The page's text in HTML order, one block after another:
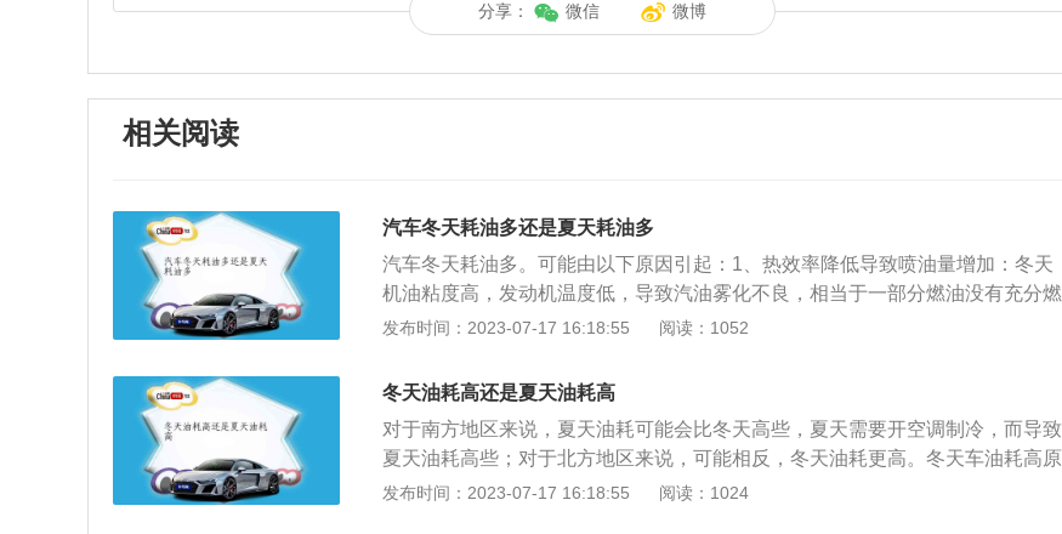
分享： 微信 微博
相关阅读
汽车冬天耗油多还是夏天耗油多
汽车冬天耗油多。可能由以下原因引起：1、热效率降低导致喷油量增加：冬天
机油粘度高，发动机温度低，导致汽油雾化不良，相当于一部分燃油没有充分燃
烧就被排出，没有有效的转化功。因此，为了保证发动机原有的输出功率，必须
定的温度，发动机就要做额外的功来产生更多的热能，才能满足驾驶室的温度要
求，这就需要额外的油耗；3、热车时间太长:因为气温低，暖车需要很长时间。
闲置在原地很久,热车除了增加油耗，还会增加积碳，损坏三元催化转化器；4、
轮胎压力降低：北方冬季气温低，会导致轮胎内气压降低，增加轮胎与路面的滚
动阻力，自然会增加油耗。汽车省油小办法：1、在行车的过程中，保持合理的
发布时间：2023-07-17 16:18:55 阅读：1052
冬天油耗高还是夏天油耗高
对于南方地区来说，夏天油耗可能会比冬天高些，夏天需要开空调制冷，而导致
夏天油耗高些；对于北方地区来说，可能相反，冬天油耗更高。冬天车油耗高原
因：1、热效率下降导致喷油量增加：冬季由于机油黏稠度高，同时发动机温度
发布时间：2023-07-17 16:18:55 阅读：1024